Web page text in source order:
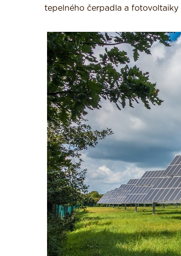
tepelného čerpadla a